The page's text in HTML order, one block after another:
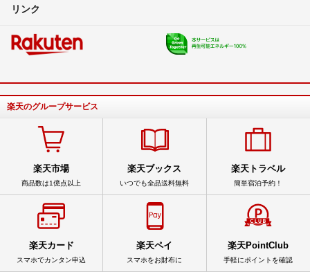
リンク
楽天のグループサービス
楽天市場
商品数は1億点以上
楽天ブックス
いつでも全品送料無料
楽天トラベル
簡単宿泊予約！
楽天カード
スマホでカンタン申込
楽天ペイ
スマホをお財布に
楽天PointClub
手軽にポイントを確認